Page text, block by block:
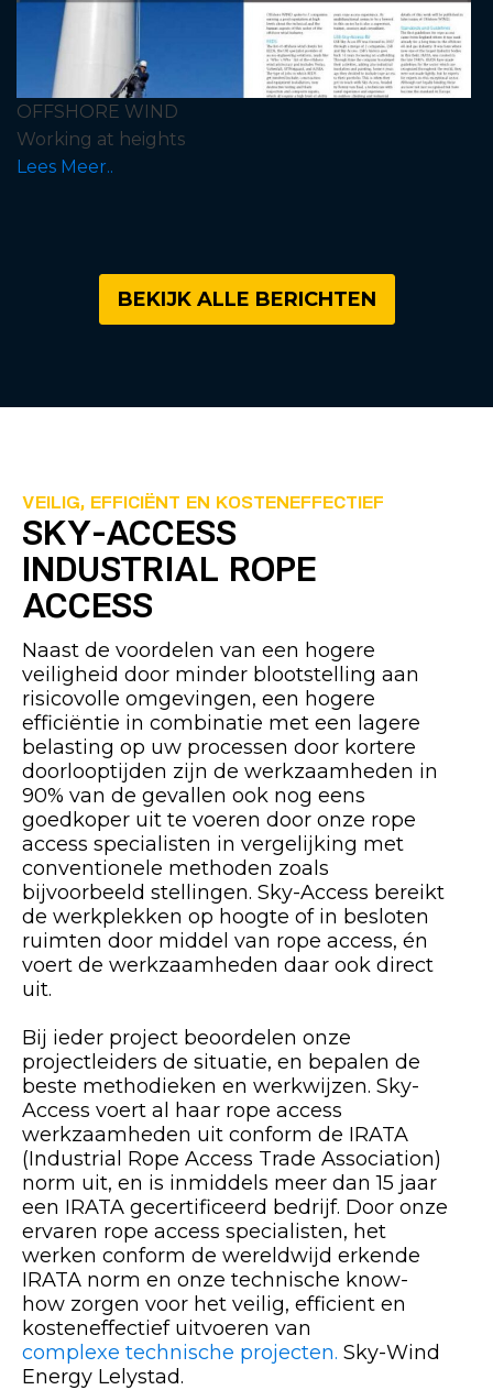
OFFSHORE WIND
Working at heights
Lees Meer..
BEKIJK ALLE BERICHTEN
VEILIG, EFFICIËNT EN KOSTENEFFECTIEF
SKY-ACCESS
INDUSTRIAL ROPE
ACCESS
Naast de voordelen van een hogere
veiligheid door minder blootstelling aan
risicovolle omgevingen, een hogere
efficiëntie in combinatie met een lagere
belasting op uw processen door kortere
doorlooptijden zijn de werkzaamheden in
90% van de gevallen ook nog eens
goedkoper uit te voeren door onze rope
access specialisten in vergelijking met
conventionele methoden zoals
bijvoorbeeld stellingen. Sky-Access bereikt
de werkplekken op hoogte of in besloten
ruimten door middel van rope access, én
voert de werkzaamheden daar ook direct
uit.
Bij ieder project beoordelen onze
projectleiders de situatie, en bepalen de
beste methodieken en werkwijzen. Sky-
Access voert al haar rope access
werkzaamheden uit conform de IRATA
(Industrial Rope Access Trade Association)
norm uit, en is inmiddels meer dan 15 jaar
een IRATA gecertificeerd bedrijf. Door onze
ervaren rope access specialisten, het
werken conform de wereldwijd erkende
IRATA norm en onze technische know-
how zorgen voor het veilig, efficient en
kosteneffectief uitvoeren van
complexe technische projecten. Sky-Wind
Energy Lelystad.